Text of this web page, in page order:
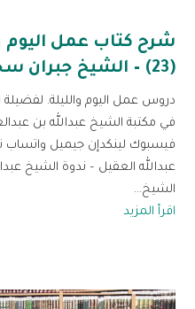
شرح كتاب عمل اليوم
(23) – الشيخ جبران سحاري
دروس عمل اليوم والليلة.
فيسبوك لينكدإن جيميل واتساب
عبدالله العقيل – ندوة الشيخ
الشيخ...
اقرأ المزيد